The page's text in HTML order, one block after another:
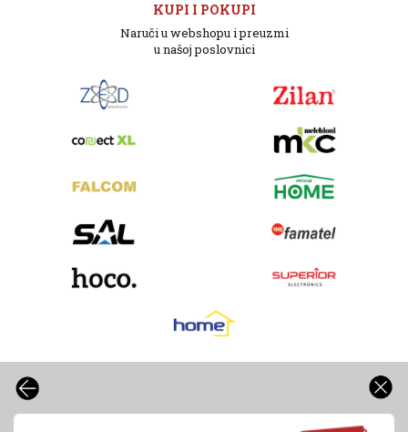
KUPI I POKUPI
Naruči u webshopu i preuzmi
u našoj poslovnici